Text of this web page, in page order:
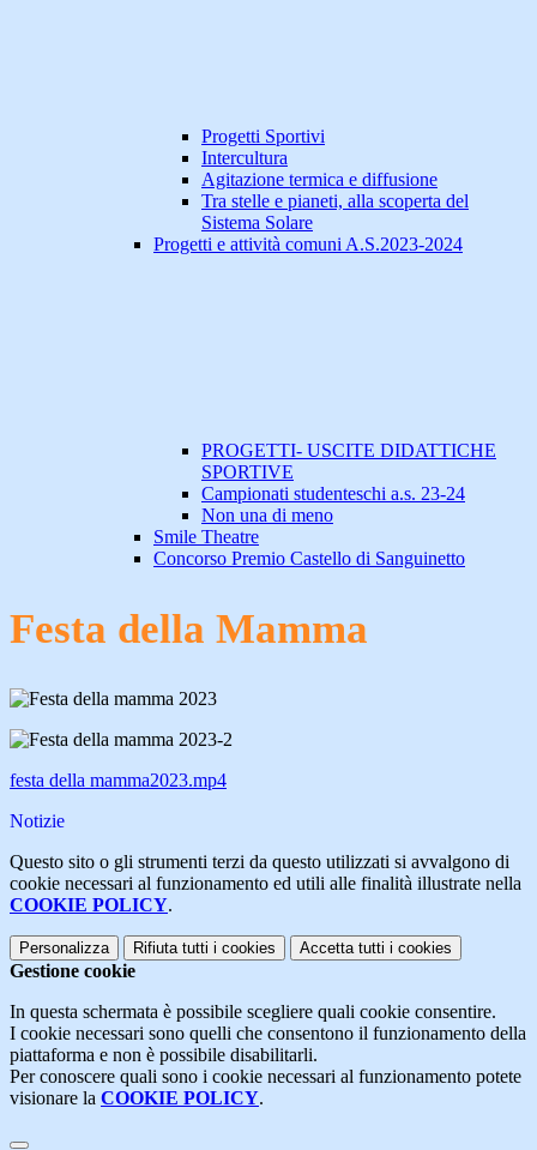
Progetti Sportivi
Intercultura
Agitazione termica e diffusione
Tra stelle e pianeti, alla scoperta del
Sistema Solare
Progetti e attività comuni A.S.2023-2024
PROGETTI- USCITE DIDATTICHE
SPORTIVE
Campionati studenteschi a.s. 23-24
Non una di meno
Smile Theatre
Concorso Premio Castello di Sanguinetto
Festa della Mamma
festa della mamma2023.mp4
Notizie
Questo sito o gli strumenti terzi da questo utilizzati si avvalgono di
cookie necessari al funzionamento ed utili alle finalità illustrate nella
COOKIE POLICY.
Personalizza Rifiuta tutti i cookies Accetta tutti i cookies
Gestione cookie
In questa schermata è possibile scegliere quali cookie consentire.
I cookie necessari sono quelli che consentono il funzionamento della
piattaforma e non è possibile disabilitarli.
Per conoscere quali sono i cookie necessari al funzionamento potete
visionare la COOKIE POLICY.